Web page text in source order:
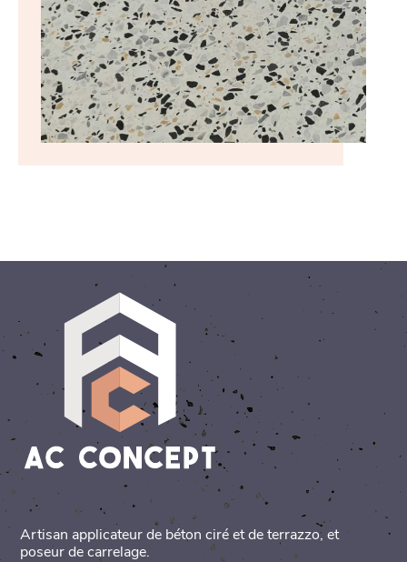
Artisan applicateur de béton ciré et de terrazzo, et
poseur de carrelage.